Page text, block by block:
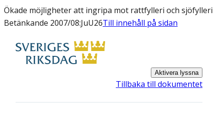
Ökade möjligheter att ingripa mot rattfylleri och sjöfylleri
Betänkande 2007/08:JuU26Till innehåll på sidan
Aktivera lyssna
Tillbaka till dokumentet